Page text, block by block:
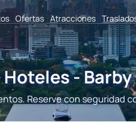
Ofertas Atracciones
Hoteles - Barby
Reserve con seguridad